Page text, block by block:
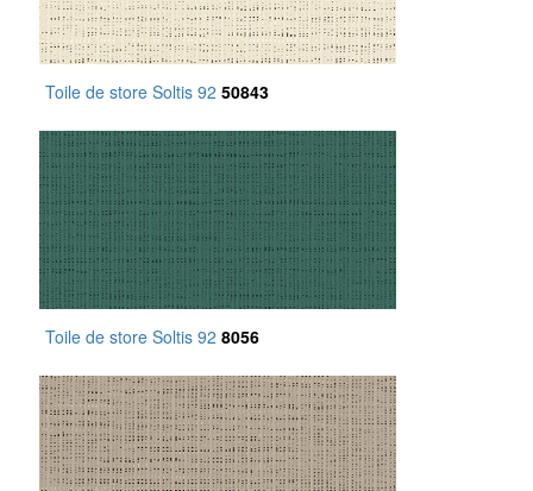
Toile de store Soltis 92 50843
Toile de store Soltis 92 8056